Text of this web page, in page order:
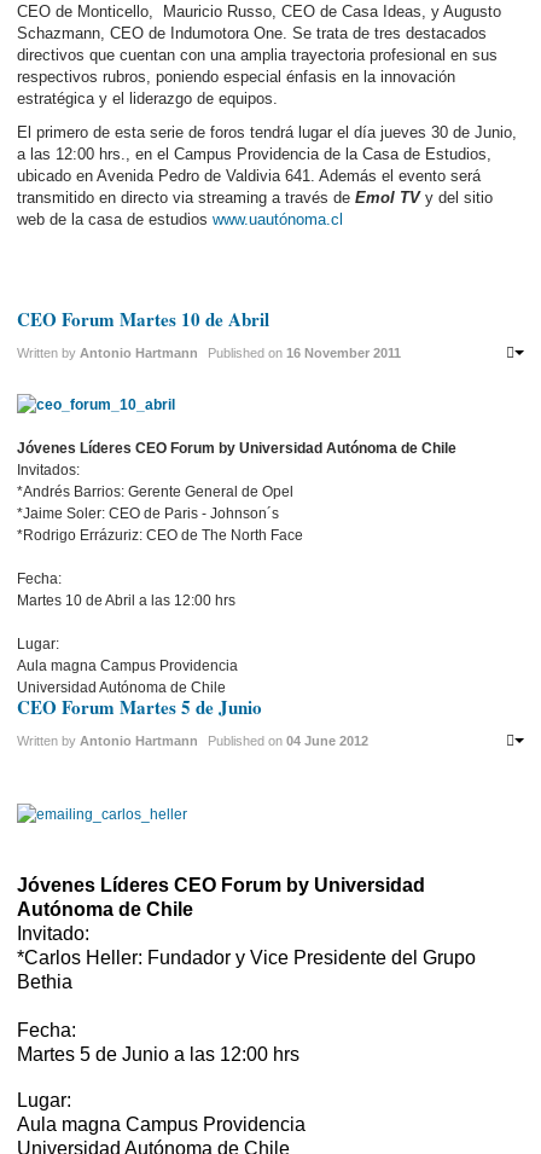
CEO de Monticello, Mauricio Russo, CEO de Casa Ideas, y Augusto
Schazmann, CEO de Indumotora One. Se trata de tres destacados
directivos que cuentan con una amplia trayectoria profesional en sus
respectivos rubros, poniendo especial énfasis en la innovación
estratégica y el liderazgo de equipos.
El primero de esta serie de foros tendrá lugar el día jueves 30 de Junio,
a las 12:00 hrs., en el Campus Providencia de la Casa de Estudios,
ubicado en Avenida Pedro de Valdivia 641. Además el evento será
transmitido en directo via streaming a través de Emol TVy del sitio
web de la casa de estudios www.uautónoma.cl
CEO Forum Martes 10 de Abril
Written by Antonio Hartmann Published on 16 November 2011
Jóvenes Líderes CEO Forum by Universidad Autónoma de Chile
Invitados:
*Andrés Barrios: Gerente General de Opel
*Jaime Soler: CEO de Paris - Johnson´s
*Rodrigo Errázuriz: CEO de The North Face
Fecha:
Martes 10 de Abril a las 12:00 hrs
Lugar:
Aula magna Campus Providencia
Universidad Autónoma de Chile
CEO Forum Martes 5 de Junio
Written by Antonio Hartmann Published on 04 June 2012
Jóvenes Líderes CEO Forum by Universidad
Autónoma de Chile
Invitado:
*Carlos Heller: Fundador y Vice Presidente del Grupo
Bethia
Fecha:
Martes 5 de Junio a las 12:00 hrs
Lugar:
Aula magna Campus Providencia
Universidad Autónoma de Chile